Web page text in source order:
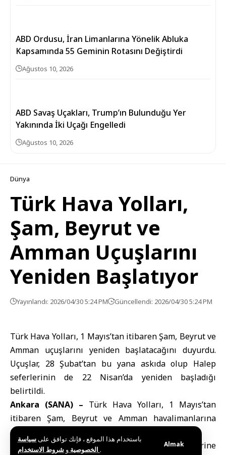
باستخدام هذا الموقع ، فإنك توافق علىسياسة
الخصوصية و .
Almak
ABD Ordusu, İran Limanlarına Yönelik Abluka
Kapsamında 55 Geminin Rotasını Değiştirdi
Ağustos 10, 2026
ABD Savaş Uçakları, Trump’ın Bulunduğu Yer
Yakınında İki Uçağı Engelledi
Ağustos 10, 2026
Dünya
Türk Hava Yolları,
Şam, Beyrut ve
Amman Uçuşlarını
Yeniden Başlatıyor
Yayınlandı: 2026/04/30 5:24 PM Güncellendi: 2026/04/30 5:24 PM
Türk Hava Yolları, 1 Mayıs’tan itibaren Şam, Beyrut ve
Amman uçuşlarını yeniden başlatacağını duyurdu.
Uçuşlar, 28 Şubat’tan bu yana askıda olup Halep
seferlerinin de 22 Nisan’da yeniden başladığı
belirtildi.
Ankara (SANA) – Türk Hava Yolları, 1 Mayıs’tan
itibaren Şam, Beyrut ve Amman havalimanlarına
uçuşlarını yeniden başlatacağını duyurdu.
Anadolu Ajansı’nın şirkete dayandırdığı haberine